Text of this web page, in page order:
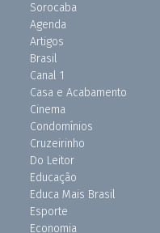
Sorocaba
Agenda
Artigos
Brasil
Canal 1
Casa e Acabamento
Cinema
Condomínios
Cruzeirinho
Do Leitor
Educação
Educa Mais Brasil
Esporte
Economia